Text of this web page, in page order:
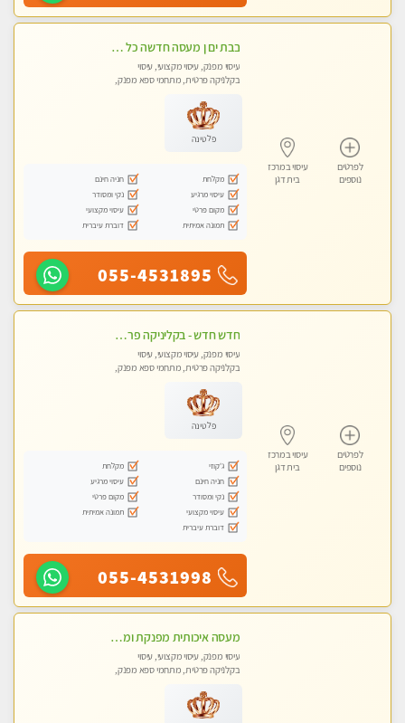
לפרטים
נוספים
עיסוי במרכז
בית דגן
בבת ים ן מעסה חדשה כל סוגי העיסויים מעסה מקצועית ואיכותית פרטי!!!
עיסוי מפנק, עיסוי מקצועי, עיסוי
בקלניקה פרטית, מתחמי ספא מפנק,
פלטינה
מקלחת
חניה חינם
עיסוי מרגיע
נקי ומסודר
מקום פרטי
עיסוי מקצועי
תמונה אמיתית
דוברת עיברית
055-4531895
לפרטים
נוספים
עיסוי במרכז
בית דגן
חדש חדש - בקליניקה פרטית בבת ים עיסוי לחידוש אנרגיות עיסוי מקצועי מומלץ מאוד ללא מין !!
עיסוי מפנק, עיסוי מקצועי, עיסוי
בקלניקה פרטית, מתחמי ספא מפנק,
פלטינה
ג'קוזי
מקלחת
חניה חינם
עיסוי מרגיע
נקי ומסודר
מקום פרטי
עיסוי מקצועי
תמונה אמיתית
דוברת עיברית
055-4531998
מעסה איכותית מפנקת ומקצועית מאוד- בחולון
עיסוי מפנק, עיסוי מקצועי, עיסוי
בקלניקה פרטית, מתחמי ספא מפנק,